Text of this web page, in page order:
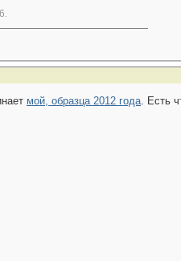
мой, образца 2012 года. Есть